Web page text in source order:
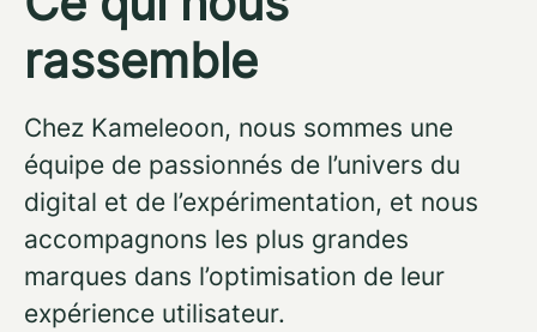
rassemble
Chez Kameleoon, nous sommes une
équipe de passionnés de l’univers du
digital et de l’expérimentation, et nous
accompagnons les plus grandes
marques dans l’optimisation de leur
expérience utilisateur.